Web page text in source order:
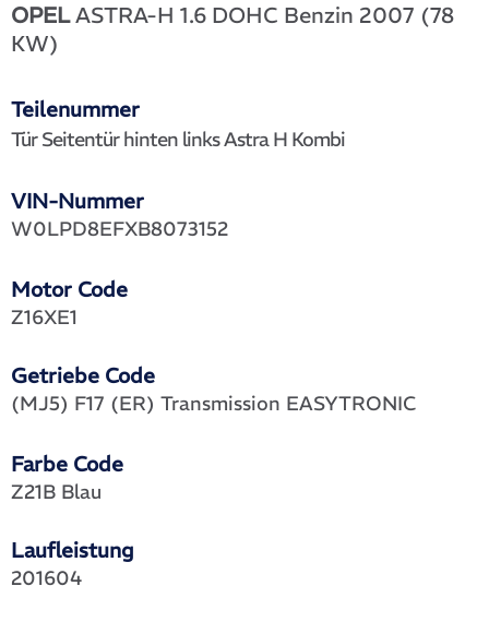
OPELASTRA-H 1.6 DOHC Benzin 2007 (78
KW)
Teilenummer
VIN-Nummer
Tür Seitentür hinten links Astra H Kombi
W0LPD8EFXB8073152
Motor Code
Getriebe Code
Z16XE1
(MJ5) F17 (ER) Transmission EASYTRONIC
Farbe Code
Laufleistung
Z21B Blau
201604